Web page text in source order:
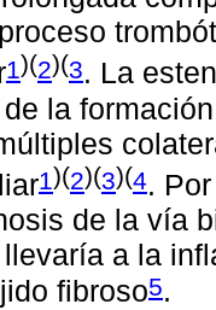
1)(2)(3. La
la
1)(2)(3)(4.
de la vía
a la
fibroso5.